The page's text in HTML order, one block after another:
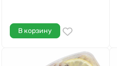
В корзину